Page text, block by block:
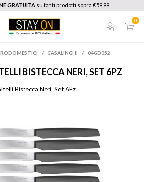
GRATUITA su tanti prodotti sopra € 59,99
0
/ CASALINGHI / 04GD052
BISTECCA NERI, SET 6PZ
Bistecca Neri, Set 6Pz